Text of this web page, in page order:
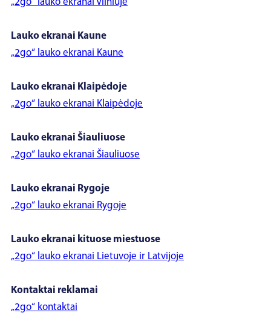
Lauko ekranai Kaune
„2go“ lauko ekranai Kaune
Lauko ekranai Klaipėdoje
„2go“ lauko ekranai Klaipėdoje
Lauko ekranai Šiauliuose
„2go“ lauko ekranai Šiauliuose
Lauko ekranai Rygoje
„2go“ lauko ekranai Rygoje
Lauko ekranai kituose miestuose
„2go“ lauko ekranai Lietuvoje ir Latvijoje
Kontaktai reklamai
„2go“ kontaktai